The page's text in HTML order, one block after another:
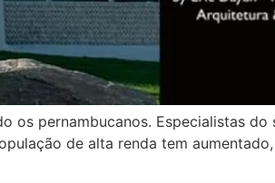
os pernambucanos. Especialistas do
de alta renda tem